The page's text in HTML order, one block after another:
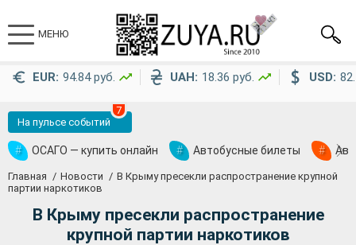
МЕНЮ
EUR: 94.84 руб. UAH: 18.36 руб. USD:
На пульсе событий
7
# ОСАГО — купить онлайн # Автобусные билеты #
Главная Новости
В Крыму пресекли распространение крупной
партии наркотиков
В Крыму пресекли распространение
крупной партии наркотиков